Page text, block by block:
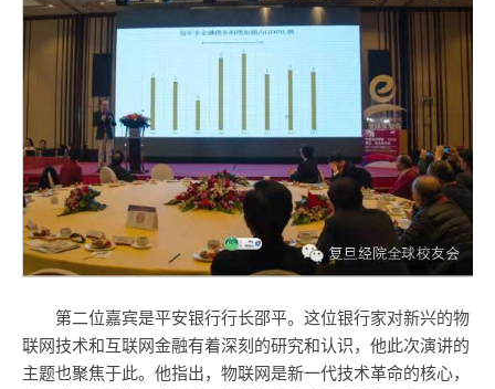
第二位嘉宾是平安银行行长邵平。这位银行家对新兴的物
联网技术和互联网金融有着深刻的研究和认识，他此次演讲的
主题也聚焦于此。他指出，物联网是新一代技术革命的核心，